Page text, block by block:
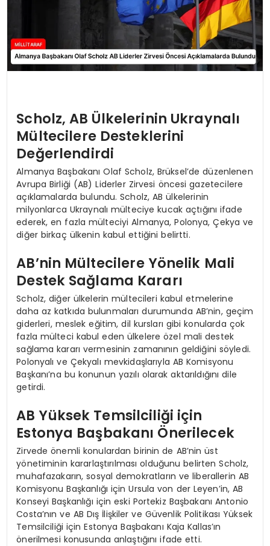
Scholz, AB Ülkelerinin Ukraynalı
Mültecilere Desteklerini
Değerlendirdi
Almanya Başbakanı Olaf Scholz, Brüksel’de düzenlenen
Avrupa Birliği (AB) Liderler Zirvesi öncesi gazetecilere
açıklamalarda bulundu. Scholz, AB ülkelerinin
milyonlarca Ukraynalı mülteciye kucak açtığını ifade
ederek, en fazla mülteciyi Almanya, Polonya, Çekya ve
diğer birkaç ülkenin kabul ettiğini belirtti.
AB’nin Mültecilere Yönelik Mali
Destek Sağlama Kararı
Scholz, diğer ülkelerin mültecileri kabul etmelerine
daha az katkıda bulunmaları durumunda AB’nin, geçim
giderleri, meslek eğitim, dil kursları gibi konularda çok
fazla mülteci kabul eden ülkelere özel mali destek
sağlama kararı vermesinin zamanının geldiğini söyledi.
Polonyalı ve Çekyalı mevkidaşlarıyla AB Komisyonu
Başkanı’na bu konunun yazılı olarak aktarıldığını dile
getirdi.
AB Yüksek Temsilciliği için
Estonya Başbakanı Önerilecek
Zirvede önemli konulardan birinin de AB’nin üst
yönetiminin kararlaştırılması olduğunu belirten Scholz,
muhafazakarın, sosyal demokratların ve liberallerin AB
Komisyonu Başkanlığı için Ursula von der Leyen’in, AB
Konseyi Başkanlığı için eski Portekiz Başbakanı Antonio
Costa’nın ve AB Dış İlişkiler ve Güvenlik Politikası Yüksek
Temsilciliği için Estonya Başbakanı Kaja Kallas’ın
önerilmesi konusunda anlaştığını ifade etti.